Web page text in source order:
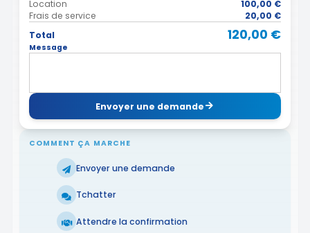
Location
100,00 €
Frais de service
20,00 €
Total
120,00 €
Message
Envoyer une demande
COMMENT ÇA MARCHE
Envoyer une demande
Tchatter
Attendre la confirmation